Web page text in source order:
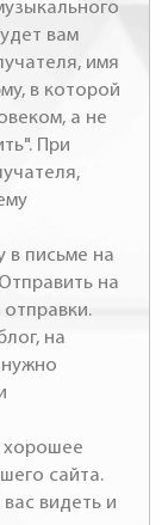
вам
имя
в которой
а не
При
в письме на
на
на
хорошее
сайта.
видеть и